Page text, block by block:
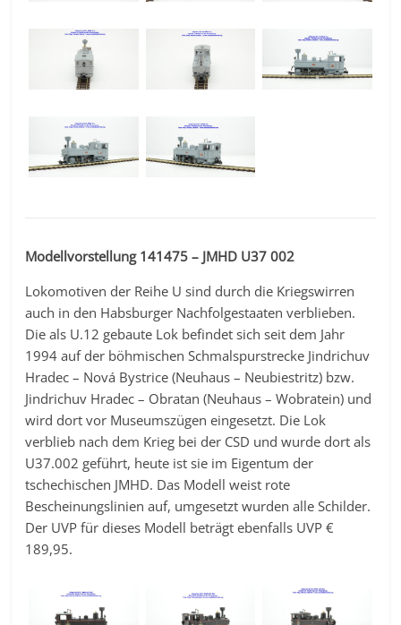
Modellvorstellung 141475 – JMHD U37 002
Lokomotiven der Reihe U sind durch die Kriegswirren
auch in den Habsburger Nachfolgestaaten verblieben.
Die als U.12 gebaute Lok befindet sich seit dem Jahr
1994 auf der böhmischen Schmalspurstrecke Jindrichuv
Hradec – Nová Bystrice (Neuhaus – Neubiestritz) bzw.
Jindrichuv Hradec – Obratan (Neuhaus – Wobratein) und
wird dort vor Museumszügen eingesetzt. Die Lok
verblieb nach dem Krieg bei der CSD und wurde dort als
U37.002 geführt, heute ist sie im Eigentum der
tschechischen JMHD. Das Modell weist rote
Bescheinungslinien auf, umgesetzt wurden alle Schilder.
Der UVP für dieses Modell beträgt ebenfalls UVP €
189,95.